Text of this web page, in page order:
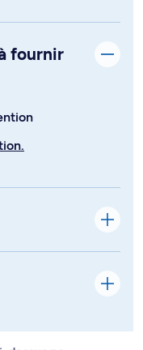
fournir